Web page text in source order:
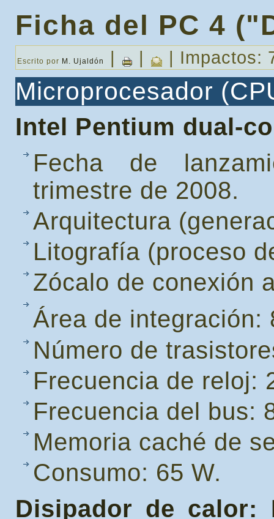
Ficha del PC 4
Escrito por M. Ujaldón | | | Impactos:
Microprocesador
Intel Pentium dual-
Fecha de
trimestre de 2008.
Arquitectura
Litografía (proceso
Zócalo de conexión
Área de integración:
Número de
Frecuencia de reloj:
Frecuencia del bus:
Memoria caché de
Consumo: 65 W.
Disipador de calor: